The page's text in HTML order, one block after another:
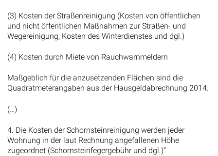
(3) Kosten der Straßenreinigung (Kosten von öffentlichen
und nicht öffentlichen Maßnahmen zur Straßen- und
Wegereinigung, Kosten des Winterdienstes und dgl.)
(4) Kosten durch Miete von Rauchwarnmeldern
Maßgeblich für die anzusetzenden Flächen sind die
Quadratmeterangaben aus der Hausgeldabrechnung 2014.
(…)
4. Die Kosten der Schornsteinreinigung werden jeder
Wohnung in der laut Rechnung angefallenen Höhe
zugeordnet (Schornsteinfegergebühr und dgl.)“